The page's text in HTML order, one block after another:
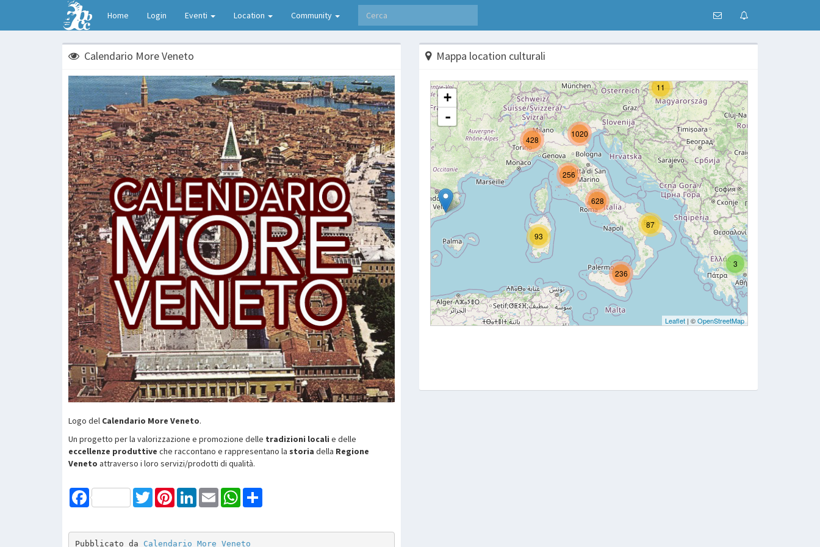
Home Login Eventi Location Community
Calendario More Veneto
Logo del Calendario More Veneto.
Un progetto per la valorizzazione e promozione delle tradizioni locali e delle
eccellenze produttive che raccontano e rappresentano la storia della Regione
Veneto attraverso i loro servizi/prodotti di qualità.
Facebook TwitterPinterestLinkedInEmail WhatsApp
Pubblicato da Calendario More Veneto
Mappa location culturali